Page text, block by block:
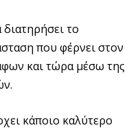
το
που φέρνει στον
και τώρα μέσω της
κάποιο καλύτερο